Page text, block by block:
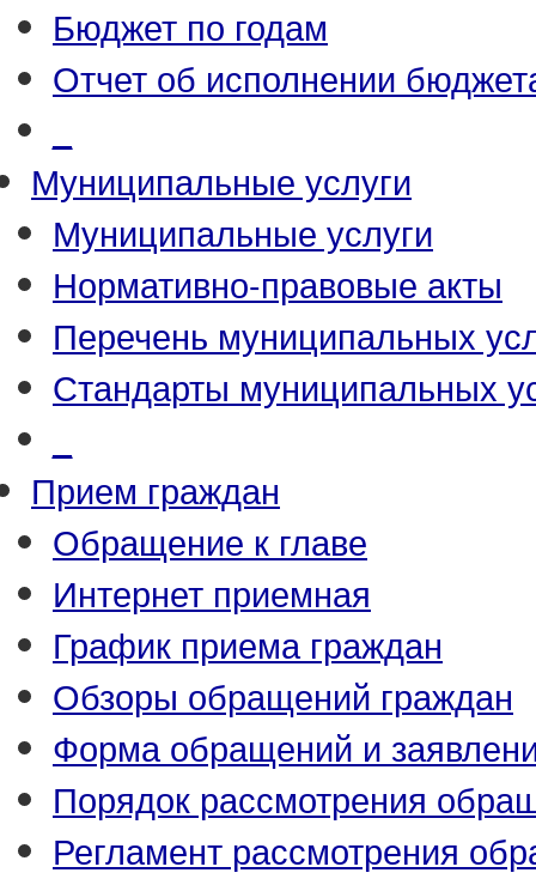
Бюджет по годам
Отчет об исполнении
Муниципальные услуги
Муниципальные услуги
Нормативно-правовые акты
Перечень муниципальных
Стандарты муниципальных
Прием граждан
Обращение к главе
Интернет приемная
График приема граждан
Обзоры обращений граждан
Форма обращений и
Порядок рассмотрения
Регламент рассмотрения